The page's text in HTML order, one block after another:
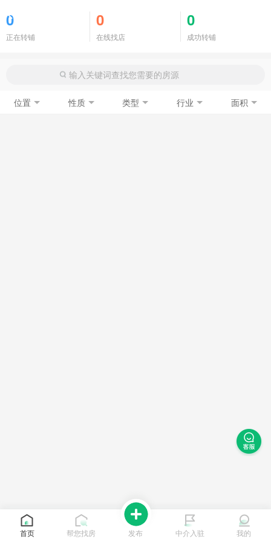
0
正在转铺
0
在线找店
0
成功转铺
位置 性质 类型 行业 面积
首页 帮您找房 发布 中介入驻 我的